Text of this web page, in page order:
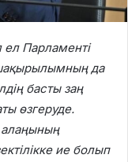
Парламенті
да
басты заң
өзгеруде.
алаңының
ие болып